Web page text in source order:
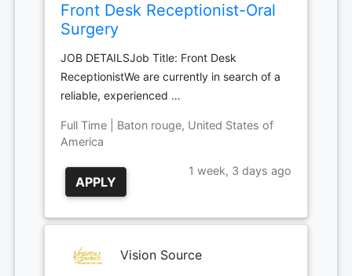
Front Desk Receptionist-Oral
Surgery
JOB DETAILSJob Title: Front Desk
ReceptionistWe are currently in search of a
reliable, experienced …
Full Time | Baton rouge, United States of
America
APPLY
1 week, 3 days ago
Vision Source